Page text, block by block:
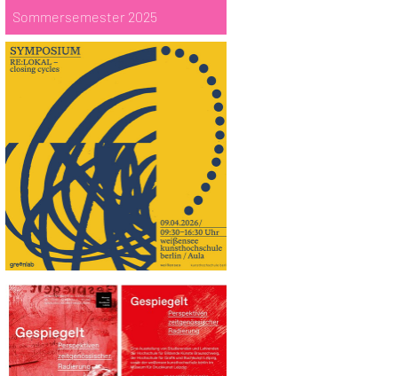
Sommersemester 2025